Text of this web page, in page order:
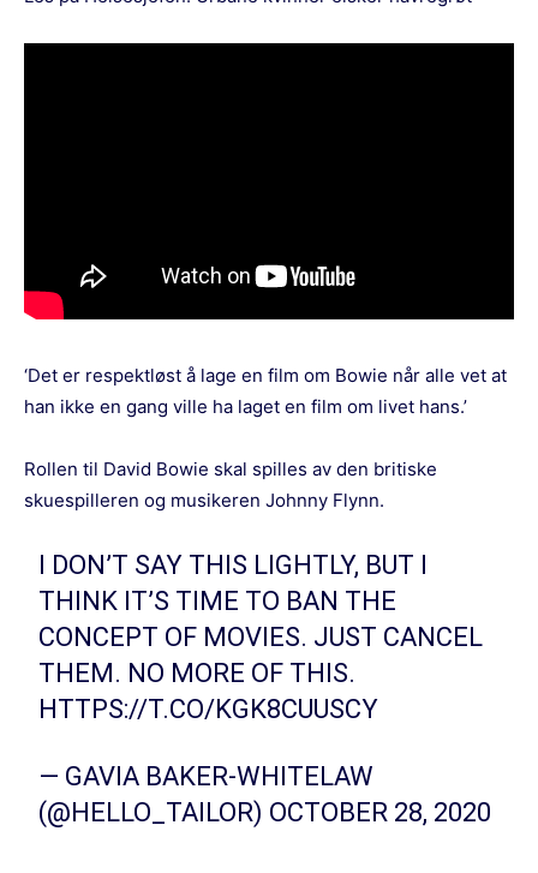
‘Det er respektløst å lage en film om Bowie når alle vet at
han ikke en gang ville ha laget en film om livet hans.’
Rollen til David Bowie skal spilles av den britiske
skuespilleren og musikeren Johnny Flynn.
I DON’T SAY THIS LIGHTLY, BUT I
THINK IT’S TIME TO BAN THE
CONCEPT OF MOVIES. JUST CANCEL
THEM. NO MORE OF THIS.
HTTPS://T.CO/KGK8CUUSCY
— GAVIA BAKER-WHITELAW
(@HELLO_TAILOR) OCTOBER 28, 2020